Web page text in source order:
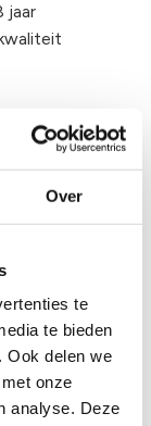
Over
te
te bieden
Ook delen we
onze
analyse. Deze
jaar
extra dikke
elasthan